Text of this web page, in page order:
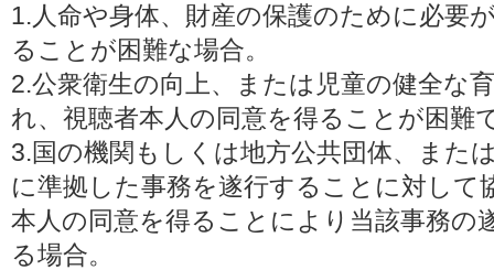
1.人命や身体、財産の保護のために必要
ることが困難な場合。
2.公衆衛生の向上、または児童の健全な
れ、視聴者本人の同意を得ることが困難
3.国の機関もしくは地方公共団体、また
に準拠した事務を遂行することに対して
本人の同意を得ることにより当該事務の
る場合。